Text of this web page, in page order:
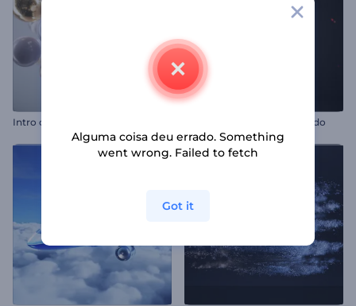
Intro com Bolhas Metálicas Abertura com Logo Falhando
Alguma coisa deu errado. Something
went wrong. Failed to fetch
Got it